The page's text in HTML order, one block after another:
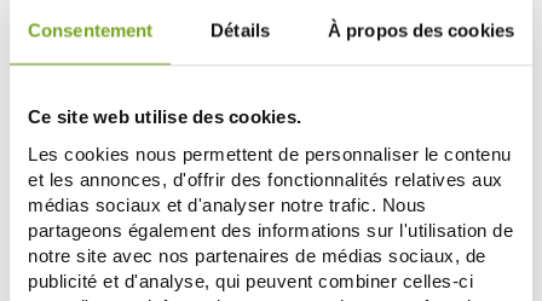
Consentement Détails À propos des cookies
Ce site web utilise des cookies.
Les cookies nous permettent de personnaliser le contenu
et les annonces, d'offrir des fonctionnalités relatives aux
médias sociaux et d'analyser notre trafic. Nous
partageons également des informations sur l'utilisation de
notre site avec nos partenaires de médias sociaux, de
publicité et d'analyse, qui peuvent combiner celles-ci